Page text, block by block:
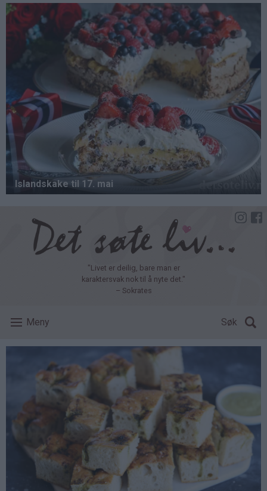
Hopp
hovedinnhold
"Livet er deilig, bare man er
karaktersvak nok til å nyte det."
– Sokrates
Meny Søk